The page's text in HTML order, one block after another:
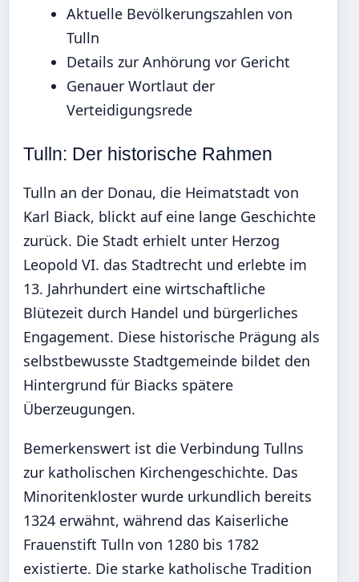
Aktuelle Bevölkerungszahlen von
Tulln
Details zur Anhörung vor Gericht
Genauer Wortlaut der
Verteidigungsrede
Tulln: Der historische Rahmen
Tulln an der Donau, die Heimatstadt von
Karl Biack, blickt auf eine lange Geschichte
zurück. Die Stadt erhielt unter Herzog
Leopold VI. das Stadtrecht und erlebte im
13. Jahrhundert eine wirtschaftliche
Blütezeit durch Handel und bürgerliches
Engagement. Diese historische Prägung als
selbstbewusste Stadtgemeinde bildet den
Hintergrund für Biacks spätere
Überzeugungen.
Bemerkenswert ist die Verbindung Tullns
zur katholischen Kirchengeschichte. Das
Minoritenkloster wurde urkundlich bereits
1324 erwähnt, während das Kaiserliche
Frauenstift Tulln von 1280 bis 1782
existierte. Die starke katholische Tradition